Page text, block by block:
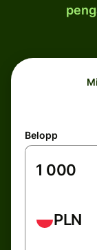
Belopp
PLN